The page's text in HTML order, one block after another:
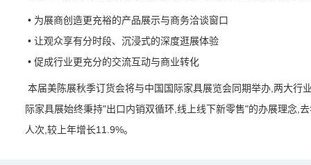
• 为展商创造更充裕的产品展示与商务洽谈窗口
• 让观众享有分时段、沉浸式的深度逛展体验
• 促成行业更充分的交流互动与商业转化
本届美陈展秋季订货会将与中国国际家具展览会同期举办,两大行
际家具展始终秉持"出口内销双循环,线上线下新零售"的办展理念,
人次,较上年增长11.9%。